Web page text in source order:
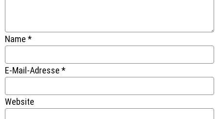
Name *
E-Mail-Adresse *
Website